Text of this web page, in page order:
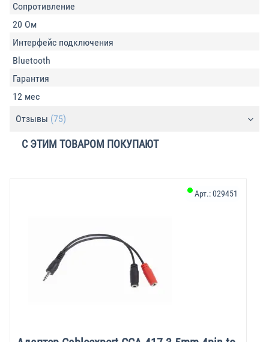
Сопротивление
20 Ом
Интерфейс подключения
Bluetooth
Гарантия
12 мес
Отзывы (75)
С ЭТИМ ТОВАРОМ ПОКУПАЮТ
Арт.:029451